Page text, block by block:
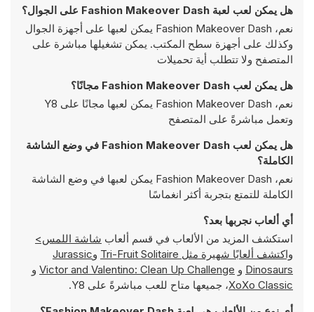
هل يمكن لعب لعبة Fashion Makeover Dash على الجوال؟
نعم، Fashion Makeover Dash يمكن لعبها على أجهزة الجوال
وكذلك على أجهزة سطح المكتب. يمكن تشغيلها مباشرة على
المتصفح ولا تتطلب أية تحميلات
هل يمكن لعب Fashion Makeover Dash مجانًا؟
نعم، Fashion Makeover Dash يمكن لعبها مجانًا على Y8
وتعمل مباشرةً على المتصفح
هل يمكن لعب Fashion Makeover Dash في وضع الشاشة
الكاملة؟
نعم، Fashion Makeover Dash يمكن لعبها في وضع الشاشة
الكاملة للتمتع بتجربة أكثر انغماسًا
أي ألعاب نجربها بعد؟
استكشف المزيد من الألعاب في قسم ألعاب شاشة اللمس>
واكتشف ألعابًا شهيرة مثل Tri-Fruit Solitaire وJurassic
Dinosaurs و Victor and Valentino: Clean Up Challenge و
XoXo Classic، جميعها متاح للعب مباشرةً على Y8.